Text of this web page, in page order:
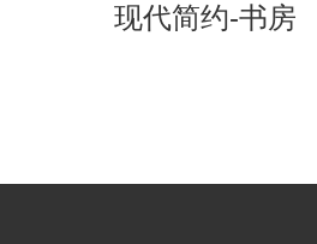
现代简约-书房